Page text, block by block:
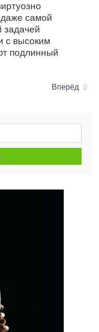
самой
задачей
с высоким
подлинный
Вперёд